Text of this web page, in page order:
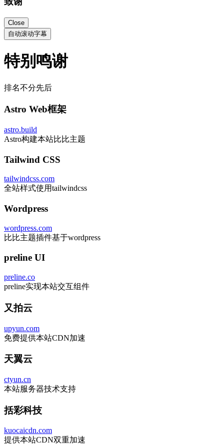
Close
自动滚动字幕
特别鸣谢
排名不分先后
Astro Web框架
astro.build
Astro构建本站比比主题
Tailwind CSS
tailwindcss.com
全站样式使用tailwindcss
Wordpress
wordpress.com
比比主题插件基于wordpress
preline UI
preline.co
preline实现本站交互组件
又拍云
upyun.com
免费提供本站CDN加速
天翼云
ctyun.cn
本站服务器技术支持
括彩科技
kuocaicdn.com
提供本站CDN双重加速